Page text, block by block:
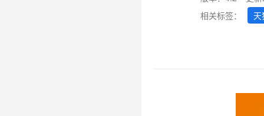
相关标签：
天